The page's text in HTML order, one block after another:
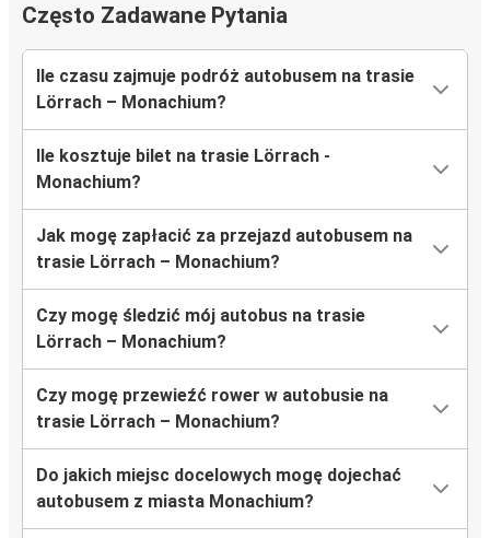
Często Zadawane Pytania
Ile czasu zajmuje podróż autobusem na trasie
Lörrach – Monachium?
Ile kosztuje bilet na trasie Lörrach -
Monachium?
Jak mogę zapłacić za przejazd autobusem na
trasie Lörrach – Monachium?
Czy mogę śledzić mój autobus na trasie
Lörrach – Monachium?
Czy mogę przewieźć rower w autobusie na
trasie Lörrach – Monachium?
Do jakich miejsc docelowych mogę dojechać
autobusem z miasta Monachium?